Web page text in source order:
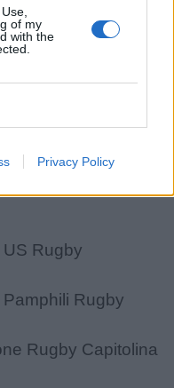
of my
with the
Privacy Policy
26
Rugby
Rugby
Rugby Capitolina